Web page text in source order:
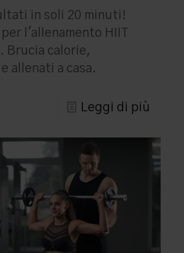
in soli 20 minuti!
l'allenamento HIIT
Brucia calorie,
allenati a casa.
Leggi di più